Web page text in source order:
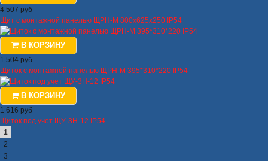
4 507 руб
Щит с монтажной панелью ЩРН-М 800х625х250 IP54
В КОРЗИНУ
1 504 руб
Щиток с монтажной панелью ЩРН-М 395*310*220 IP54
В КОРЗИНУ
1 616 руб
Щиток под учет ЩУ-3Н-12 IP54
1
2
3